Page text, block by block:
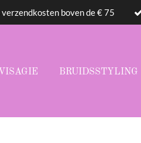
boven de € 75
VISAGIE BRUIDSSTYLING